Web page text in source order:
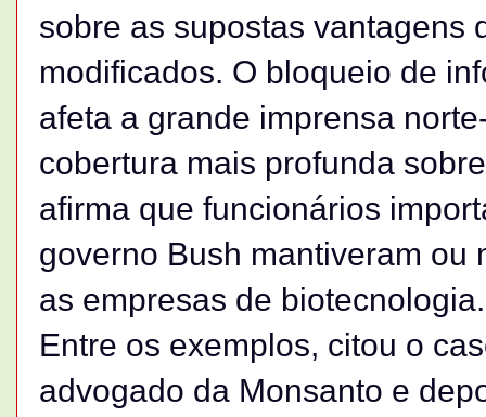
sobre as supostas vantagens
modificados. O bloqueio de
afeta a grande imprensa
cobertura mais profunda
afirma que funcionários
governo Bush mantiveram ou
as empresas de biotecnologia.
Entre os exemplos, citou o
advogado da Monsanto e